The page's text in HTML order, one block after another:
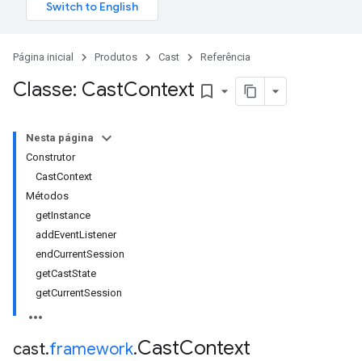
Página inicial Produtos Cast Referência
Classe: CastContext bookmark_border
Nesta página
Construtor
CastContext
Métodos
getInstance
addEventListener
endCurrentSession
getCastState
getCurrentSession
cast.framework.CastContext